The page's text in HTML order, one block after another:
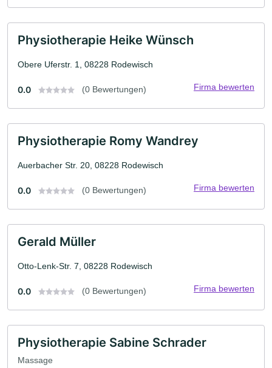
Physiotherapie Heike Wünsch
Obere Uferstr. 1, 08228 Rodewisch
0.0 (0 Bewertungen) Firma bewerten
Physiotherapie Romy Wandrey
Auerbacher Str. 20, 08228 Rodewisch
0.0 (0 Bewertungen) Firma bewerten
Gerald Müller
Otto-Lenk-Str. 7, 08228 Rodewisch
0.0 (0 Bewertungen) Firma bewerten
Physiotherapie Sabine Schrader
Massage